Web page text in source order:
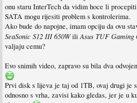
onu staru InterTech da vidim hoce li
SATA mogu rijesiti problem s kontrolerima.
Ako bude do napojne, imam opciju da ovu
SeaSonic S12 III 650Wili Asus TUF Gaming
valjaju cemu?
Evo snimih video, zapravo su bila dva
Prvi disk s lijeva je taj od 1TB, ovaj drugi je
odnosno s vrha, zavisi kako gledas, jer je u